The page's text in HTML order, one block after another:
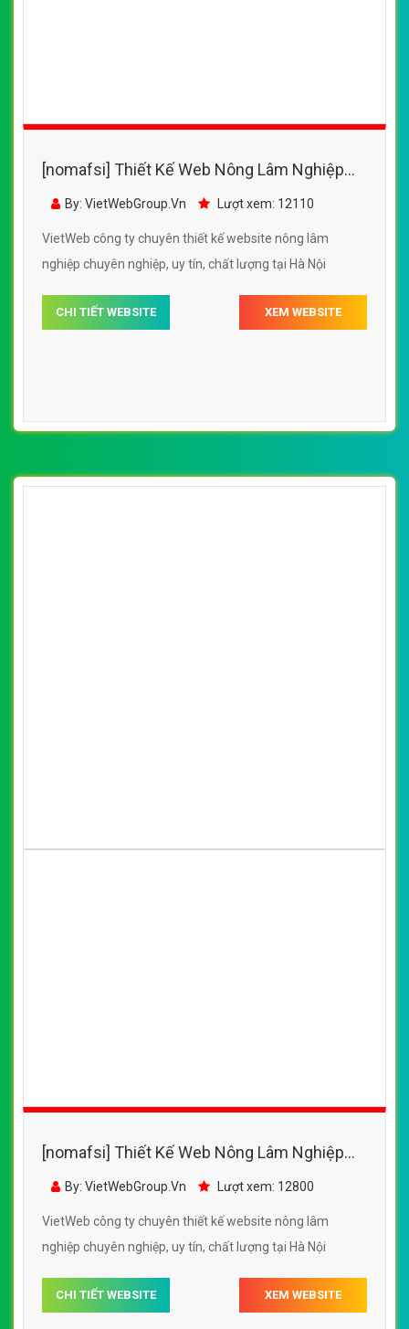
[nomafsi] Thiết Kế Web Nông Lâm Nghiệp
Vinafor đẹp, chuyên nghiệp chuẩn SEO
By: VietWebGroup.Vn Lượt xem: 12110
VietWeb công ty chuyên thiết kế website nông lâm
nghiệp chuyên nghiệp, uy tín, chất lượng tại Hà Nội
CHI TIẾT WEBSITE XEM WEBSITE
[nomafsi] Thiết Kế Web Nông Lâm Nghiệp
Bắc Trung Nam đẹp SEO nhanh hiệu quả
By: VietWebGroup.Vn Lượt xem: 12800
VietWeb công ty chuyên thiết kế website nông lâm
nghiệp chuyên nghiệp, uy tín, chất lượng tại Hà Nội
CHI TIẾT WEBSITE XEM WEBSITE